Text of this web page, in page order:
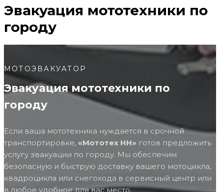
Эвакуация мототехники по
городу
МОТОЭВАКУАТОР
Эвакуация мототехники по
городу
Если ваша мототехника нуждается в срочной
транспортировке, «Мототех НН» готов предложить
услугу эвакуации по городу. Мы обеспечим
безопасную и быструю доставку вашего мотоцикла,
квадроцикла или снегохода в сервисный центр или
в любое удобное для вас место.